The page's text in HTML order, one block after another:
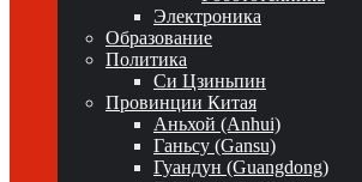
Электроника
Образование
Политика
Си Цзиньпин
Провинции Китая
Аньхой (Anhui)
Ганьсу (Gansu)
Гуандун (Guangdong)